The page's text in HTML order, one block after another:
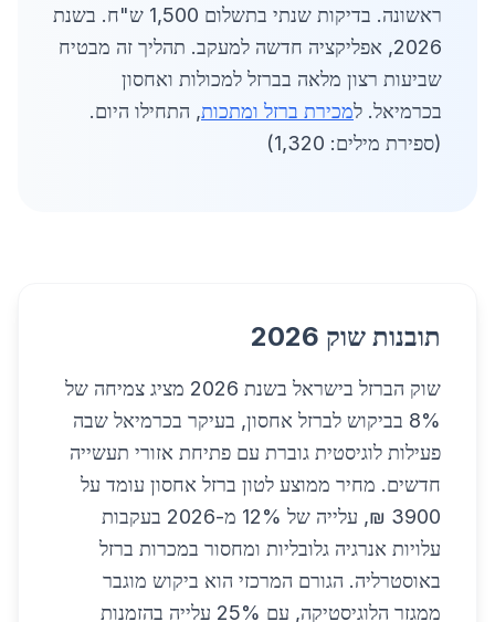
ראשונה. בדיקות שנתי בתשלום 1,500 ש"ח. בשנת
2026, אפליקציה חדשה למעקב. תהליך זה מבטיח
שביעות רצון מלאה בברזל למכולות ואחסון
בכרמיאל. למכירת ברזל ומתכות, התחילו היום.
(ספירת מילים: 1,320)
תובנות שוק 2026
שוק הברזל בישראל בשנת 2026 מציג צמיחה של
8% בביקוש לברזל אחסון, בעיקר בכרמיאל שבה
פעילות לוגיסטית גוברת עם פתיחת אזורי תעשייה
חדשים. מחיר ממוצע לטון ברזל אחסון עומד על
3900 ₪, עלייה של 12% מ-2026 בעקבות
עלויות אנרגיה גלובליות ומחסור במכרות ברזל
באוסטרליה. הגורם המרכזי הוא ביקוש מוגבר
ממגזר הלוגיסטיקה, עם 25% עלייה בהזמנות